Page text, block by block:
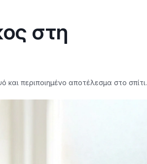
στη
περιποιημένο αποτέλεσμα στο σπίτι.